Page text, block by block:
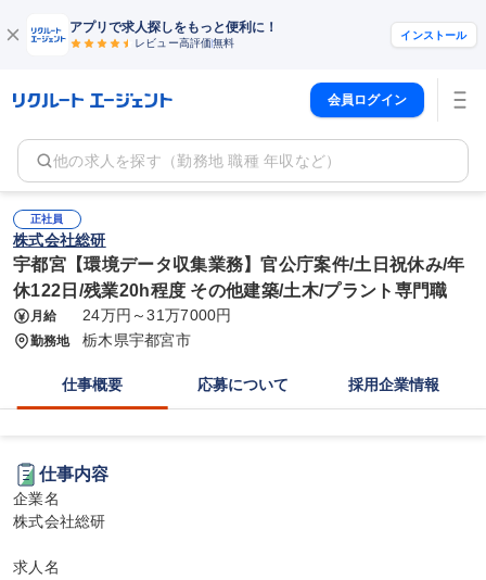
アプリで求人探しをもっと便利に！
レビュー高評価無料
インストール
会員ログイン
他の求人を探す（勤務地 職種 年収など）
正社員
株式会社総研
宇都宮【環境データ収集業務】官公庁案件/土日祝休み/年
休122日/残業20h程度 その他建築/土木/プラント専門職
月給 24万円～31万7000円
勤務地 栃木県宇都宮市
仕事概要 応募について 採用企業情報
仕事内容
企業名
株式会社総研
求人名